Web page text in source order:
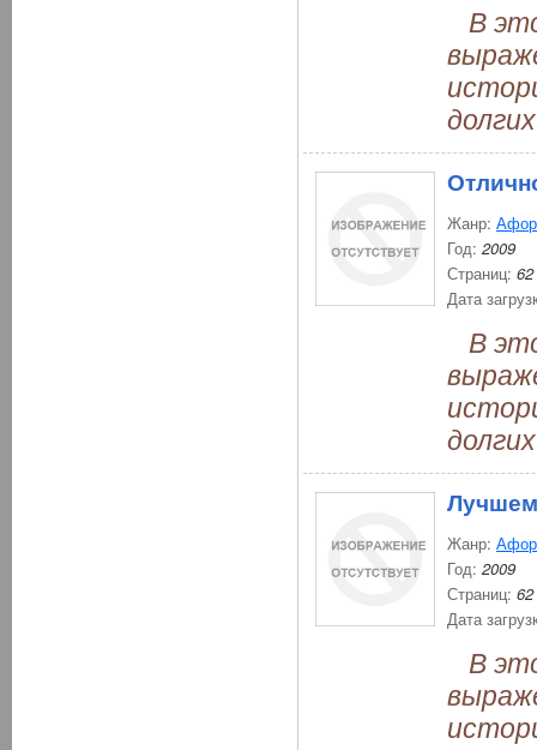
В
Жанр:
Год: 2009
Страниц: 62
Дата
В
Жанр:
Год: 2009
Страниц: 62
Дата
В